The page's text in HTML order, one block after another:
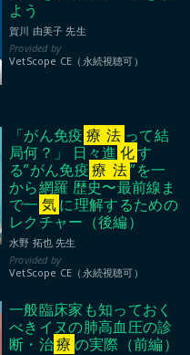
よう
賀川 由美子 先生
VetScope CE（永続視聴可）
「がん免疫 療 法 って結
局何？」 日々進 化す
る”がん免疫療 法”を一
から網羅 歴史〜最前線ま
で一 気に理解するための
レクチャー（後編）
水野 拓也 先生
VetScope CE（永続視聴可）
一般臨床家も知っておく
べきイヌの肺高血圧の診
断・治療 の実際（前編）